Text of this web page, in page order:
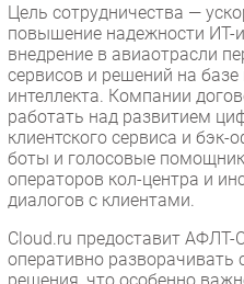
Новости
Аналитика
Интервью
Мероприятия
Проекты
IT класс
Тестовый стенд
Каталог компаний
Цель сотрудничества —
повышение надежности ИТ-
внедрение в авиаотрасли
сервисов и решений на базе
интеллекта. Компании
работать над развитием
клиентского сервиса и бэк-
боты и голосовые
операторов кол-центра и
диалогов с клиентами.
Cloud.ru предоставит
оперативно
решения, что особенно